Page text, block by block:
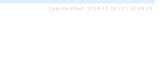
Last-modified: 2018-11-24 (土) 18:48:23